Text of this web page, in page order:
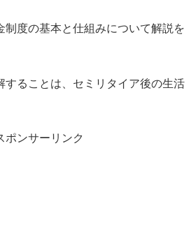
制度の基本と仕組みについて解説を
ることは、 セミリタイア後の生活
ポンサーリンク